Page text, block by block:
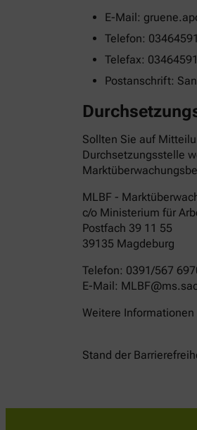
E-Mail:
Telefon:
Telefax:
Postanschrift:
Sollten Sie auf
Durchsetzungsstelle
MLBF -
c/o Ministerium für
Postfach 39 11 55
39135 Magdeburg
Telefon: 0391/567
E-​Mail:
Weitere
Stand der